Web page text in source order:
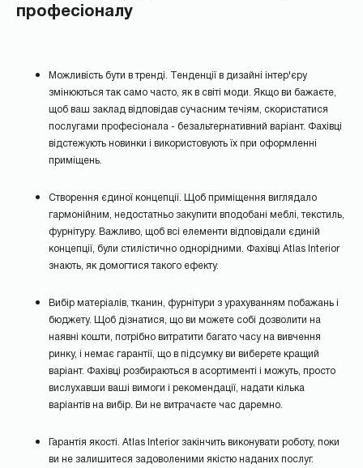
професіоналу
Можливість бути в тренді. Тенденції в дизайні інтер'єру
змінюються так само часто, як в світі моди. Якщо ви бажаєте,
щоб ваш заклад відповідав сучасним течіям, скористатися
послугами професіонала - безальтернативний варіант. Фахівці
відстежують новинки і використовують їх при оформленні
приміщень.
Створення єдиної концепції. Щоб приміщення виглядало
гармонійним, недостатньо закупити вподобані меблі, текстиль,
фурнітуру. Важливо, щоб всі елементи відповідали єдиній
концепції, були стилістично однорідними. Фахівці Atlas Interior
знають, як домогтися такого ефекту.
Вибір матеріалів, тканин, фурнітури з урахуванням побажань і
бюджету. Щоб дізнатися, що ви можете собі дозволити на
наявні кошти, потрібно витратити багато часу на вивчення
ринку, і немає гарантії, що в підсумку ви виберете кращий
варіант. Фахівці розбираються в асортименті і можуть, просто
вислухавши ваші вимоги і рекомендації, надати кілька
варіантів на вибір. Ви не витрачаєте час даремно.
Гарантія якості. Atlas Interior закінчить виконувати роботу, поки
ви не залишитеся задоволеними якістю наданих послуг.